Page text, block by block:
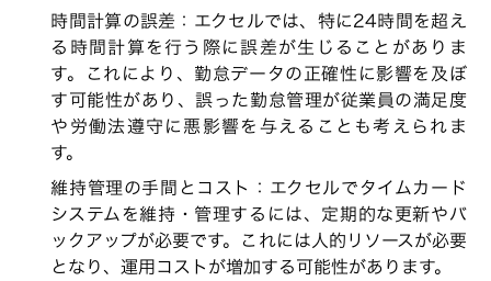
時間計算の誤差：エクセルでは、特に24時間を超え
る時間計算を行う際に誤差が生じることがありま
す。これにより、勤怠データの正確性に影響を及ぼ
す可能性があり、誤った勤怠管理が従業員の満足度
や労働法遵守に悪影響を与えることも考えられま
す。
維持管理の手間とコスト：エクセルでタイムカード
システムを維持・管理するには、定期的な更新やバ
ックアップが必要です。これには人的リソースが必要
となり、運用コストが増加する可能性があります。